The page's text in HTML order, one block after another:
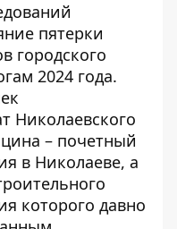
пятерки
городского
2024 года.
Николаевского
– почетный
в Николаеве, а
которого давно